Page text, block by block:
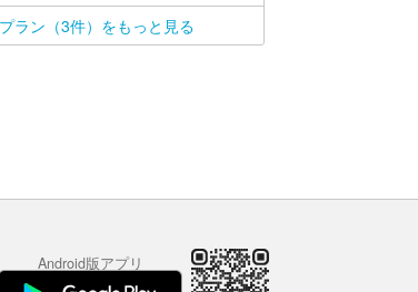
ラン（3件）をもっと見る
Android版アプリ